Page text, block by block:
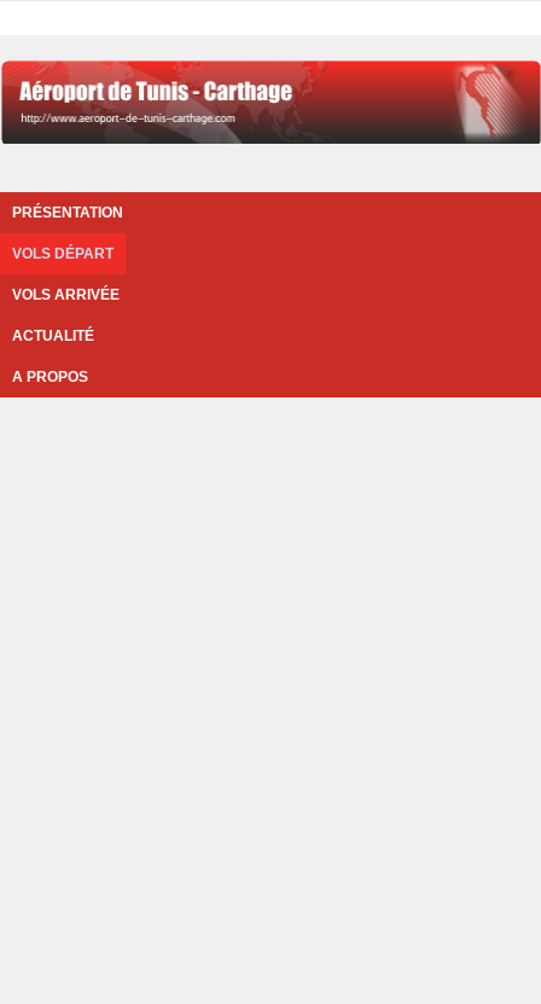
PRÉSENTATION
VOLS DÉPART
VOLS ARRIVÉE
ACTUALITÉ
A PROPOS